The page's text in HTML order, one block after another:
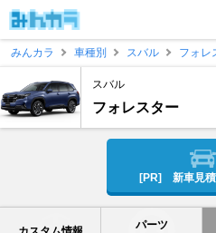
みんカラ
車種別 スバル フォレ
スバル
フォレスター
[PR] 新車見積
パーツ